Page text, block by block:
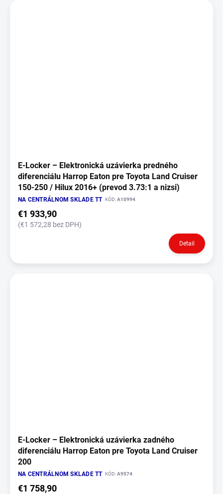
E‑Locker – Elektronická uzávierka predného
diferenciálu Harrop Eaton pre Toyota Land Cruiser
150-250 / Hilux 2016+ (prevod 3.73:1 a nizsi)
NA CENTRÁLNOM SKLADE TT KÓD:A10994
€1 933,90
(€1 572,28 bez DPH)
Detail
E‑Locker – Elektronická uzávierka zadného
diferenciálu Harrop Eaton pre Toyota Land Cruiser
200
NA CENTRÁLNOM SKLADE TT KÓD:A9574
€1 758,90